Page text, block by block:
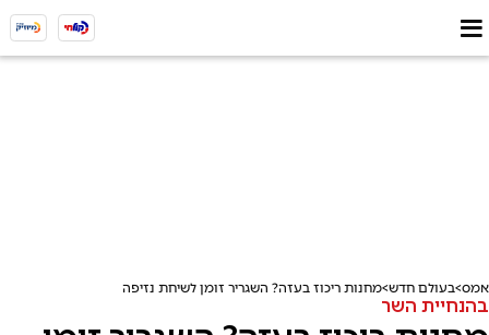
אמס בעולם חדש מחנות ריכוז בעזה? השגריר זומן לשיחת נזיפה
בהנחיית השר